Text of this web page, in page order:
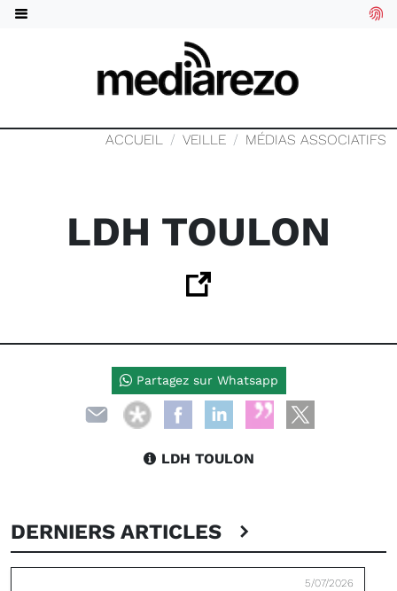
ACCUEIL VEILLE MÉDIAS ASSOCIATIFS
LDH TOULON
LDH TOULON
DERNIERS ARTICLES
5/07/2026
Partagez sur Whatsapp